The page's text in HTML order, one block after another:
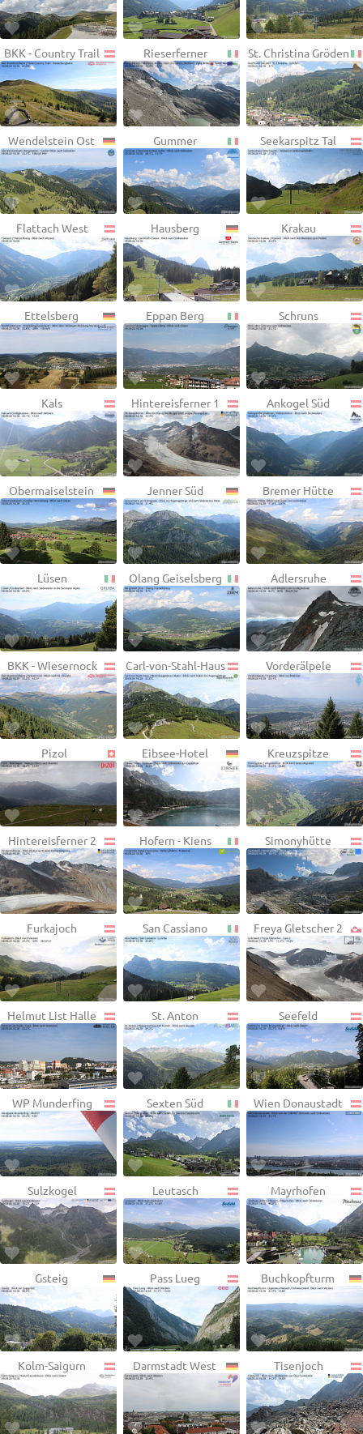
BKK - Country Trail Rieserferner St. Christina Gröden
Wendelstein Ost Gummer Seekarspitz Tal
Flattach West Hausberg Krakau
Ettelsberg Eppan Berg Schruns
Kals Hintereisferner 1 Ankogel Süd
Obermaiselstein Jenner Süd Bremer Hütte
Lüsen Olang Geiselsberg Adlersruhe
BKK - Wiesernock Carl-von-Stahl-Haus Vorderälpele
Pizol Eibsee-Hotel Kreuzspitze
Hintereisferner 2 Hofern - Kiens Simonyhütte
Furkajoch San Cassiano Freya Gletscher 2
Helmut List Halle St. Anton Seefeld
WP Munderfing Sexten Süd Wien Donaustadt
Sulzkogel Leutasch Mayrhofen
Gsteig Pass Lueg Buchkopfturm
Kolm-Saigurn Darmstadt West Tisenjoch